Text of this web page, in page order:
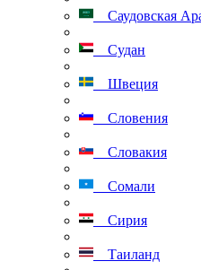
Саудовская
Судан
Швеция
Словения
Словакия
Сомали
Сирия
Таиланд